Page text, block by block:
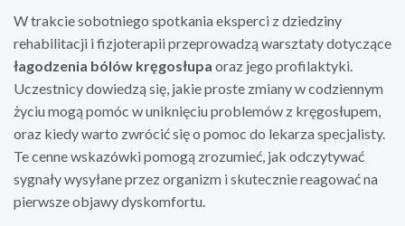
W trakcie sobotniego spotkania eksperci z dziedziny
rehabilitacji i fizjoterapii przeprowadzą warsztaty dotyczące
łagodzenia bólów kręgosłupa oraz jego profilaktyki.
Uczestnicy dowiedzą się, jakie proste zmiany w codziennym
życiu mogą pomóc w uniknięciu problemów z kręgosłupem,
oraz kiedy warto zwrócić się o pomoc do lekarza specjalisty.
Te cenne wskazówki pomogą zrozumieć, jak odczytywać
sygnały wysyłane przez organizm i skutecznie reagować na
pierwsze objawy dyskomfortu.